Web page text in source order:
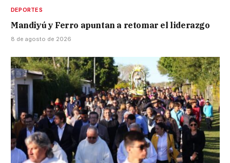
DEPORTES
Mandiyú y Ferro apuntan a retomar el liderazgo
8 de agosto de 2026